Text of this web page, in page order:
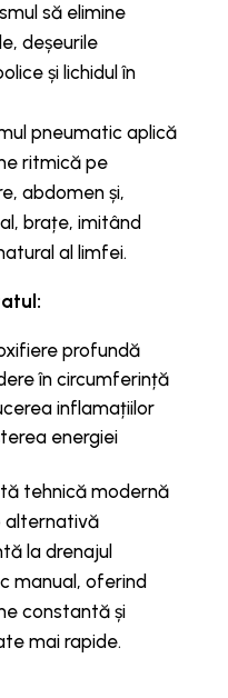
să elimine
deșeurile
și lichidul în
pneumatic aplică
ritmică pe
abdomen și,
brațe, imitând
al limfei.
profundă
în circumferință
inflamațiilor
energiei
tehnică modernă
alternativă
la drenajul
manual, oferind
constantă și
mai rapide.